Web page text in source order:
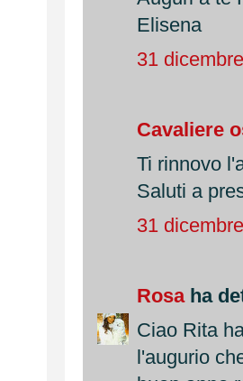
Elisena
31
Cavaliere
Ti rinnovo
Saluti a
31
Rosaha
Ciao Rita
l'augurio